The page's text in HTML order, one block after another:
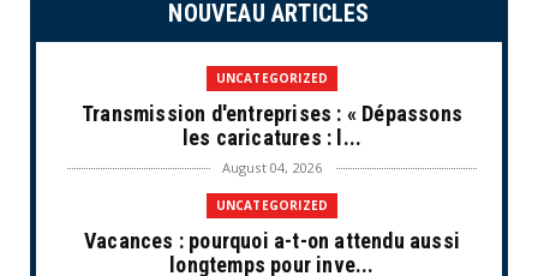
NOUVEAU ARTICLES
UNCATEGORIZED
Transmission d'entreprises : « Dépassons
les caricatures : l...
August 04, 2026
UNCATEGORIZED
Vacances : pourquoi a-t-on attendu aussi
longtemps pour inve...